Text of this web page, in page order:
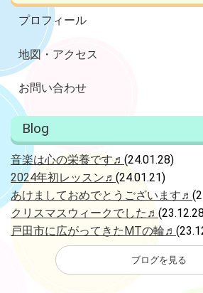
ャーくらぶ」で行います♪。 （逗子市新宿
プロフィール
地図・アクセス
お問い合わせ
Blog
音楽は心の栄養です♬ (24.01.28)
2024年初レッスン♬ (24.01.21)
あけましておめでとうございます♬
クリスマスウィークでした♬
戸田市に広がってきたMTの輪♬
ブログを見る